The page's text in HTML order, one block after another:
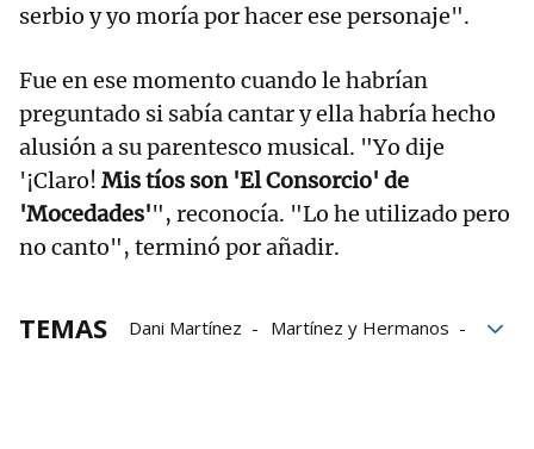
serbio y yo moría por hacer ese personaje".
Fue en ese momento cuando le habrían
preguntado si sabía cantar y ella habría hecho
alusión a su parentesco musical. "Yo dije
'¡Claro! Mis tíos son 'El Consorcio' de
'Mocedades'", reconocía. "Lo he utilizado pero
no canto", terminó por añadir.
TEMAS Dani Martínez
Martínez y Hermanos